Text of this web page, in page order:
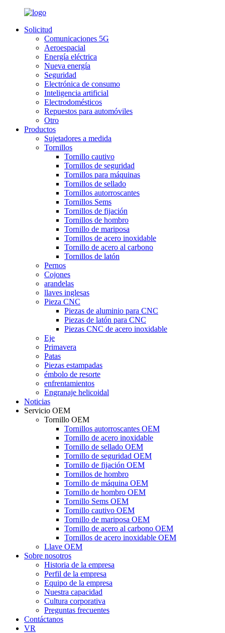
Solicitud
Comunicaciones 5G
Aeroespacial
Energía eléctrica
Nueva energía
Seguridad
Electrónica de consumo
Inteligencia artificial
Electrodomésticos
Repuestos para automóviles
Otro
Productos
Sujetadores a medida
Tornillos
Tornillo cautivo
Tornillos de seguridad
Tornillos para máquinas
Tornillos de sellado
Tornillos autorroscantes
Tornillos Sems
Tornillos de fijación
Tornillos de hombro
Tornillo de mariposa
Tornillos de acero inoxidable
Tornillo de acero al carbono
Tornillos de latón
Pernos
Cojones
arandelas
llaves inglesas
Pieza CNC
Piezas de aluminio para CNC
Piezas de latón para CNC
Piezas CNC de acero inoxidable
Eje
Primavera
Patas
Piezas estampadas
émbolo de resorte
enfrentamientos
Engranaje helicoidal
Noticias
Servicio OEM
Tornillo OEM
Tornillos autorroscantes OEM
Tornillo de acero inoxidable
Tornillo de sellado OEM
Tornillo de seguridad OEM
Tornillo de fijación OEM
Tornillos de hombro
Tornillo de máquina OEM
Tornillo de hombro OEM
Tornillo Sems OEM
Tornillo cautivo OEM
Tornillo de mariposa OEM
Tornillo de acero al carbono OEM
Tornillos de acero inoxidable OEM
Llave OEM
Sobre nosotros
Historia de la empresa
Perfil de la empresa
Equipo de la empresa
Nuestra capacidad
Cultura corporativa
Preguntas frecuentes
Contáctanos
VR